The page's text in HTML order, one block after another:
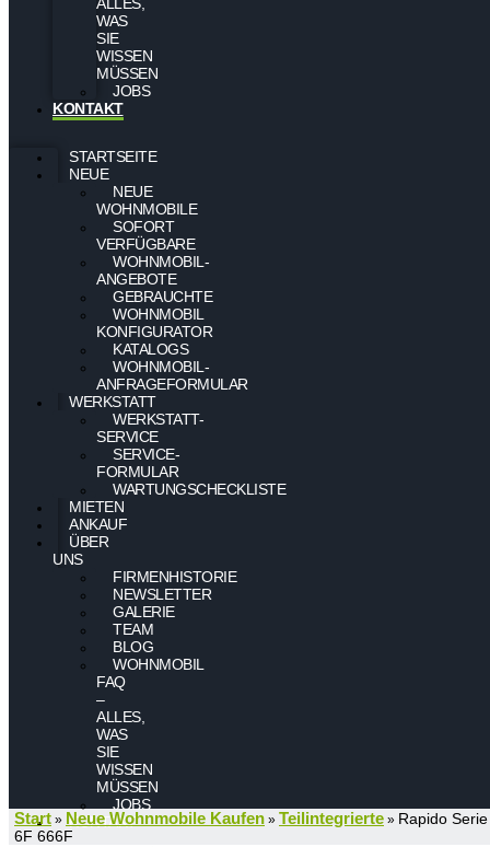
WAS
SIE
WISSEN
MÜSSEN
JOBS
KONTAKT
STARTSEITE
NEUE
NEUE
WOHNMOBILE
SOFORT
VERFÜGBARE
WOHNMOBIL-
ANGEBOTE
GEBRAUCHTE
WOHNMOBIL
KONFIGURATOR
KATALOGS
WOHNMOBIL-
ANFRAGEFORMULAR
WERKSTATT
WERKSTATT-
SERVICE
SERVICE-
FORMULAR
WARTUNGSCHECKLISTE
MIETEN
ANKAUF
ÜBER
UNS
FIRMENHISTORIE
NEWSLETTER
GALERIE
TEAM
BLOG
WOHNMOBIL
FAQ
–
ALLES,
WAS
SIE
WISSEN
MÜSSEN
JOBS
KONTAKT
Start » Neue Wohnmobile Kaufen » Teilintegrierte » Rapido Serie
6F 666F